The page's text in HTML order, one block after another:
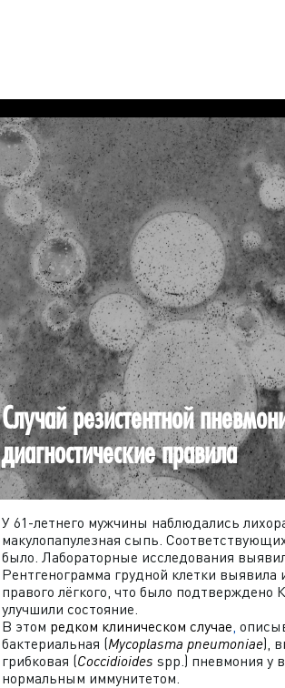
Случай резистентной
диагностические правила
У 61-летнего мужчины наблюдались
макулопапулезная сыпь.
было. Лабораторные исследования
Рентгенограмма грудной клетки
правого лёгкого, что было подтверждено
улучшили состояние.
В этом редком клиническом случае,
бактериальная (Mycoplasma pneumoniae),
грибковая (Coccidioides spp.) пневмония у
нормальным иммунитетом.